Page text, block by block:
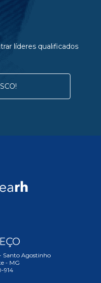
líderes qualificados
Santo Agostinho
- MG
914